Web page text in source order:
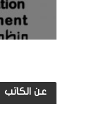
عن الكاتب